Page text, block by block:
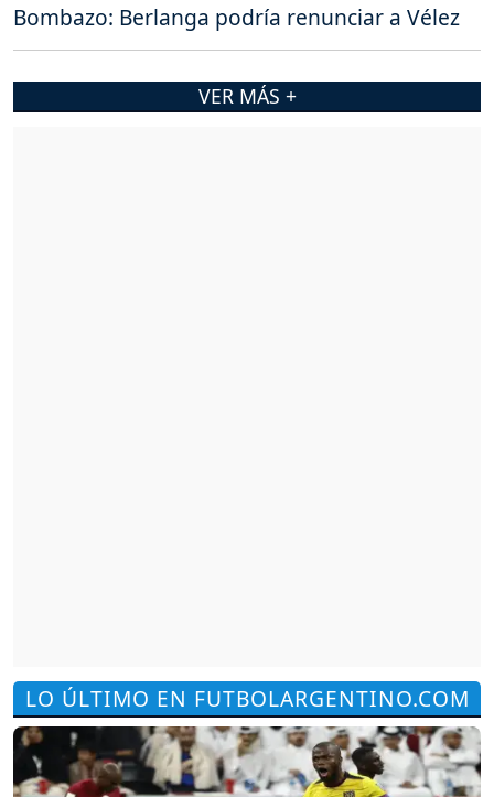
LO ÚLTIMO EN FUTBOLARGENTINO.COM
Bombazo: Berlanga podría renunciar a Vélez
VER MÁS +